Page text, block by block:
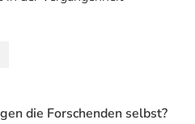
die Forschenden selbst?